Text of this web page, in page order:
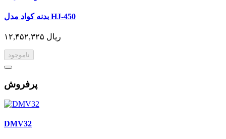
بدنه کواد مدل HJ-450
۱۲,۴۵۲,۳۲۵ ریال
ناموجود
پرفروش
DMV32